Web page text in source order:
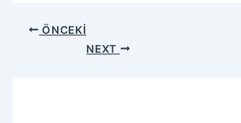
ÖNCEKI
NEXT